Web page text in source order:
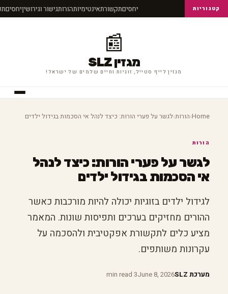
קטגוריות יחסיםתקשורתאינטימיותהורותגישור וגירושיןיחסים
📰
מגזין SLZ
מגזין לייף סטייל, זוגיות וחיים שלמים של ישראל!
Home
›הורות›לגשר על פערי הורות: כיצד לנהל אי הסכמות בגידול ילדים
הורות
לגשר על פערי הורות: כיצד לנהל
אי הסכמות בגידול ילדים
לגידול ילדים בזוגיות יכולה להיות מורכבות כאשר
ההורים מחזיקים בערכים ותפיסות שונות. המאמר
מציע כלים לתקשורת אפקטיבית ולהסכמה על
עקרונות משותפים.
מערכת SLZ June 8, 2026
3 min read